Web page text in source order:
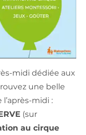
midi dédiée aux
une belle
midi :
(sur
au cirque